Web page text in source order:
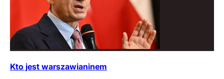
Kto jest warszawianinem